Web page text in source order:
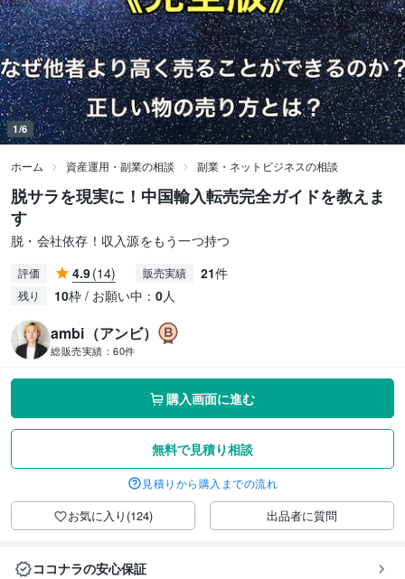
1/6
ホーム 資産運用・副業の相談 副業・ネットビジネスの相談
脱サラを現実に！中国輸入転売完全ガイドを教えま
す
脱・会社依存！収入源をもう一つ持つ
評価 4.9(14) 販売実績 21件
残り 10枠 / お願い中： 0人
ambi（アンビ）
総販売実績： 60件
購入画面に進む
無料で見積り相談
見積りから購入までの流れ
お気に入り(124) 出品者に質問
ココナラの安心保証